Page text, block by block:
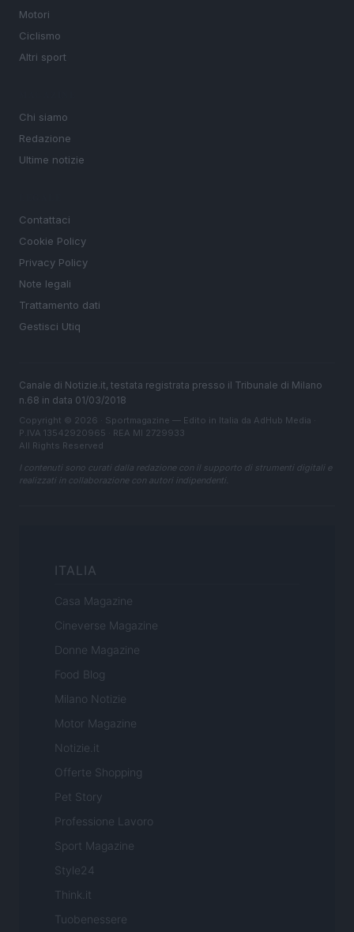
Motori
Ciclismo
Altri sport
Chi siamo
Redazione
Ultime notizie
Contattaci
Cookie Policy
Privacy Policy
Note legali
Trattamento dati
Gestisci Utiq
Canale di Notizie.it, testata registrata presso il Tribunale di Milano
n.68 in data 01/03/2018
Copyright © 2026 · Sportmagazine — Edito in Italia da AdHub Media
P.IVA 13542920965 · REA MI 2729933
All Rights Reserved
I contenuti sono curati dalla redazione con il supporto di strumenti digitali e
realizzati in collaborazione con autori indipendenti.
ITALIA
Casa Magazine
Cineverse Magazine
Donne Magazine
Food Blog
Milano Notizie
Motor Magazine
Notizie.it
Offerte Shopping
Pet Story
Professione Lavoro
Sport Magazine
Style24
Think.it
Tuobenessere